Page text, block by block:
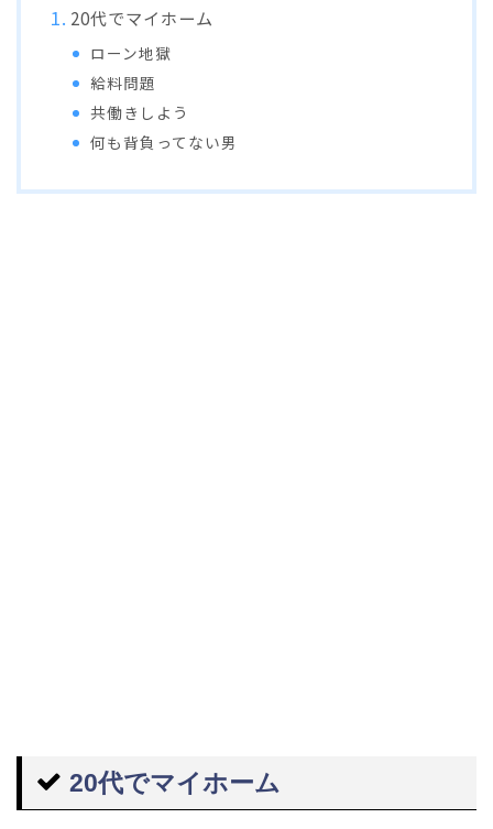
20代でマイホーム
ローン地獄
給料問題
共働きしよう
何も背負ってない男
20代でマイホーム